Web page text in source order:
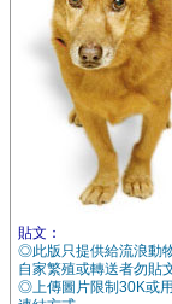
貼文：
◎此版只提供給流浪動
自家繁殖或轉送者勿貼文
◎上傳圖片限制30K或